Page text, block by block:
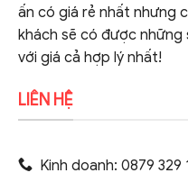
ấn có giá rẻ nhất nhưng
khách sẽ có được
với giá cả hợp lý nhất!
LIÊN HỆ
Kinh doanh: 0879 329